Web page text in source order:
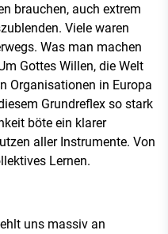
brauchen, auch extrem
Viele waren
Was man machen
Gottes Willen, die Welt
Organisationen in Europa
Grundreflex so stark
böte ein klarer
aller Instrumente. Von
Lernen.
uns massiv an